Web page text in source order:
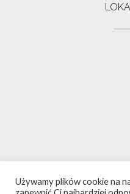
Używamy plików cookie na